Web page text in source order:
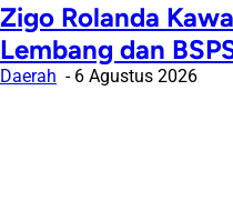
Zigo Rolanda
Lembang dan
Daerah 6 Agustus 2026